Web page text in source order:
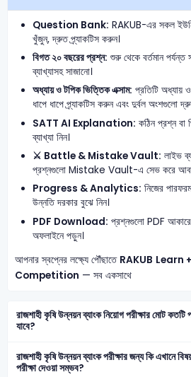
Question Bank: RAKUB-এর সকল
খুঁজুন, দ্রুত প্র্যাকটিস করুন।
বিগত ২০ বছরের প্রশ্ন: শুরু থেকে বর্তমান
ব্যাখ্যাসহ সাজানো।
অধ্যায় ও টপিক ভিত্তিক এক্সাম: প্রতিটি অধ্যায়
ধাপে ধাপে প্র্যাকটিস করুন এবং দুর্বল অংশগুলো
SATT AI Explanation: কঠিন প্রশ্ন বা
ব্যাখ্যা নিন।
⚔️ Battle & Mistake Vault: লাইভ
প্রশ্নগুলো Mistake Vault-এ সেভ করে আবার
Progress & Analytics: নিজের
উন্নতি দরকার বুঝে নিন।
PDF Download: প্রশ্নগুলো PDF আকারে
অফলাইনে পড়ুন।
আপনার স্বপ্নের লক্ষ্যে পৌঁছাতে RAKUB Learn
Competition — সব একসাথে
রাজশাহী কৃষি উন্নয়ন ব্যাংক নিয়োগ পরীক্ষার মোট কতটি
যাবে?
রাজশাহী কৃষি উন্নয়ন ব্যাংক পরীক্ষার জন্য কি এখানে
পরীক্ষা দেওয়া সম্ভব?